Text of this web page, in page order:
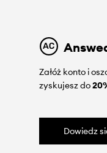
Załóż konto i
zyskujesz do
Dowiedz